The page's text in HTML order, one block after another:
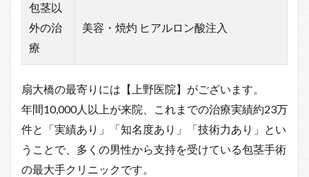
包茎以
外の治
療
美容・焼灼 ヒアルロン酸注入
扇大橋の最寄りには【上野医院】がございます。
年間10,000人以上が来院、これまでの治療実績約23万
件と「実績あり」「知名度あり」「技術力あり」とい
うことで、多くの男性から支持を受けている包茎手術
の最大手クリニックです。